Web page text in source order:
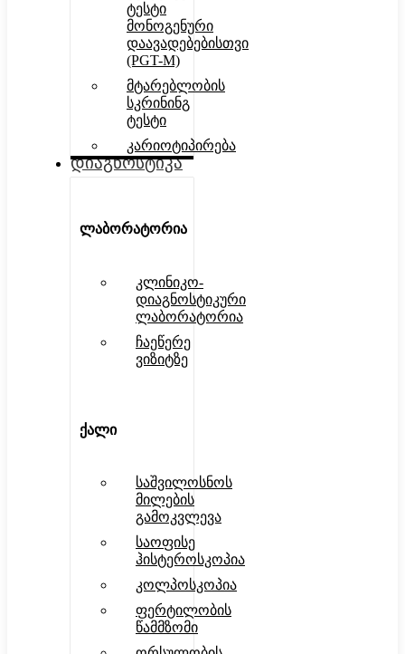
ტესტი
მონოგენური
დაავადებებისთვი
(PGT-M)
მტარებლობის
სკრინინგ
ტესტი
კარიოტიპირება
დიაგნოსტიკა
ლაბორატორია
კლინიკო-
დიაგნოსტიკური
ლაბორატორია
ჩაეწერე
ვიზიტზე
ქალი
საშვილოსნოს
მილების
გამოკვლევა
საოფისე
ჰისტეროსკოპია
კოლპოსკოპია
ფერტილობის
წამმზომი